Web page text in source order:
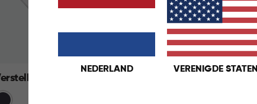
NEDERLAND VERENIGDE STATEN
bestekbak - Antraciet